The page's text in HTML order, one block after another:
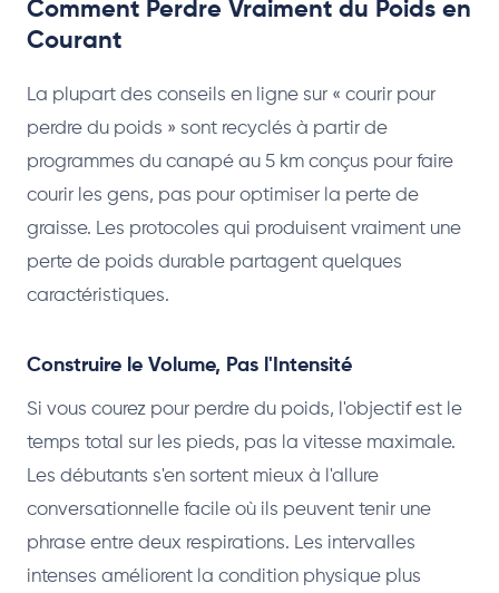
Comment Perdre Vraiment du Poids en
Courant
La plupart des conseils en ligne sur « courir pour
perdre du poids » sont recyclés à partir de
programmes du canapé au 5 km conçus pour faire
courir les gens, pas pour optimiser la perte de
graisse. Les protocoles qui produisent vraiment une
perte de poids durable partagent quelques
caractéristiques.
Construire le Volume, Pas l'Intensité
Si vous courez pour perdre du poids, l'objectif est le
temps total sur les pieds, pas la vitesse maximale.
Les débutants s'en sortent mieux à l'allure
conversationnelle facile où ils peuvent tenir une
phrase entre deux respirations. Les intervalles
intenses améliorent la condition physique plus